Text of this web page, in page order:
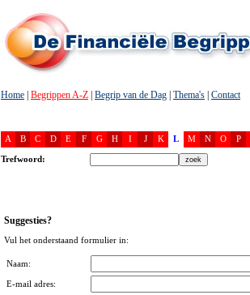
Home Begrippen A-Z Begrip van de Dag Thema's Contact
A B C D E F G H I J K L M N O P
Trefwoord:
Suggesties?
Vul het onderstaand formulier in:
Naam:
E-mail adres: